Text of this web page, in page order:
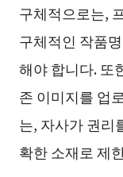
구체적으로는,
구체적인 작품
해야 합니다.
존 이미지를 업
는, 자사가 권리
확한 소재로 제